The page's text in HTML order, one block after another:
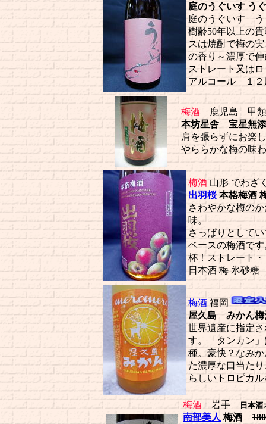
庭のうぐいす う
庭のうぐいす う
樹齢50年以上の
スは焼酎で梅の
の香り～濃厚で
ストレート又は
アルコール １２
梅酒 鹿児島 甲類
本坊星舎 宝星無
肩を張らずにお楽
やららかな梅の味
梅酒 山形 でわざ
出羽桜本格梅酒
さわやかな梅の
味。
さっぱりとして
ベースの梅酒で
杯！ストレート
日本酒 梅 氷砂糖
梅酒 福岡
屋久島 みかん
世界遺産に指定
す。「タンカン
種。豪快？なみ
た濃厚な口当た
らしいトロピカ
梅酒 岩手 日本
南部美人 梅酒